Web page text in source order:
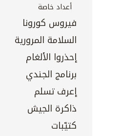
أعداد خاصة
فيروس كورونا
السلامة المرورية
إحذروا الألغام
برنامج الجندي
إعرف تسلم
ذاكرة الجيش
كتيّبات